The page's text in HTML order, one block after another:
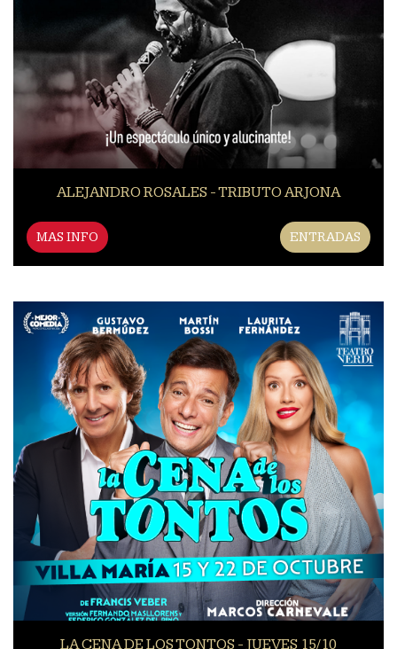
ALEJANDRO ROSALES - TRIBUTO ARJONA
MAS INFO ENTRADAS
LA CENA DE LOS TONTOS - JUEVES 15/10